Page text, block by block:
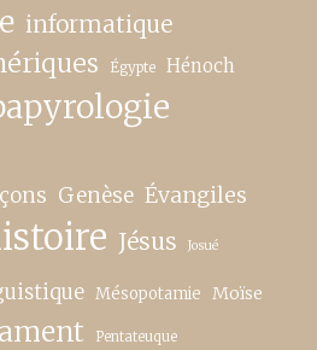
informatique
Égypte Hénoch
Genèse Évangiles
Jésus Josué
Mésopotamie Moïse
Pentateuque